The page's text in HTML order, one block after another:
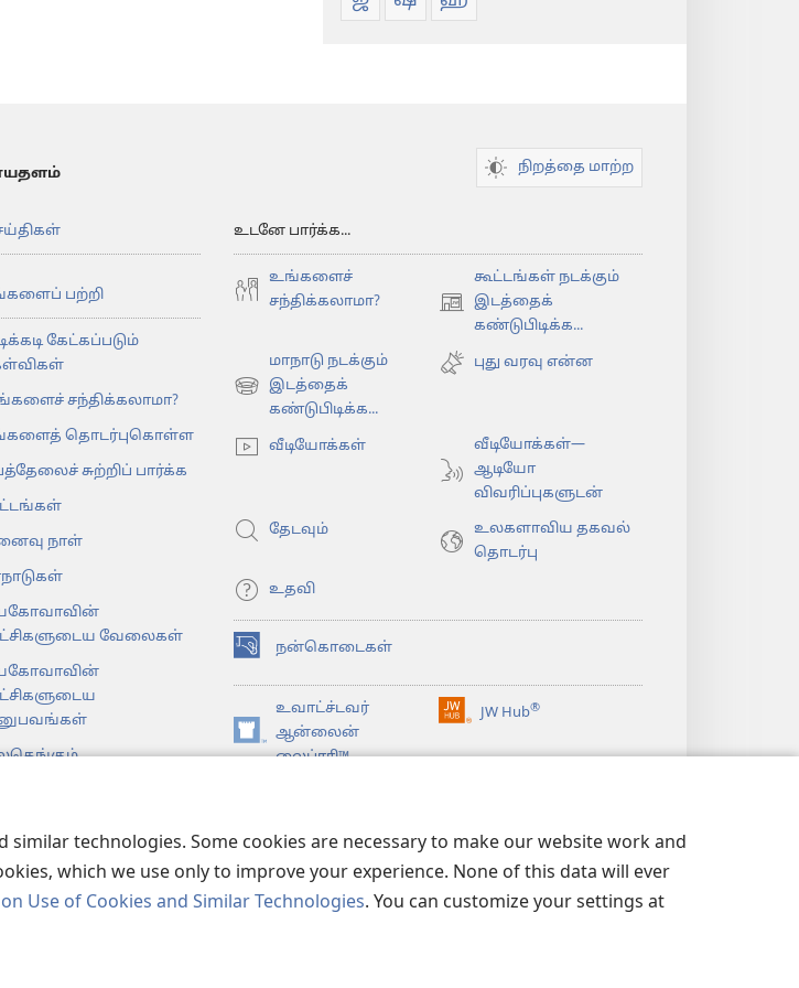
technologies. Some cookies are necessary to make our website work and
which we use only to improve your experience. None of this data will ever
Use of Cookies and Similar Technologies. You can customize your settings at
நிறத்தை மாற்ற
பற்றி
கேட்கப்படும்
சந்திக்கலாமா?
தொடர்புகொள்ள
சுற்றிப் பார்க்க
நாள்
வேலைகள்
உடனே பார்க்க...
உங்களைச்
சந்திக்கலாமா?
கூட்டங்கள் நடக்கும்
இடத்தைக்
கண்டுபிடிக்க...
(opens
window)
மாநாடு நடக்கும்
இடத்தைக்
கண்டுபிடிக்க...
(opens
window)
புது வரவு என்ன
வீடியோக்கள்
வீடியோக்கள்—
ஆடியோ
விவரிப்புகளுடன்
தேடவும்
உலகளாவிய தகவல்
தொடர்பு
உதவி
நன்கொடைகள்
(opens
new
window)உவாட்ச்டவர்
ஆன்லைன்
லைப்ரரி™
(opens
JW Hub®
(opens